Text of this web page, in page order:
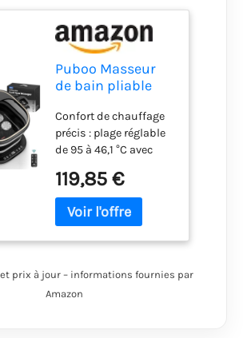
Puboo Masseur
de bain pliable
avec chaleur,
contrôle précis de
la température de
35 à 46,1 °C,
rouleaux de
massage
motorisés,
baignoire
bain de pieds,
Confort de chauffage
précis : plage réglable
de 95 à 46,1 °C avec
garantit que chaque
trempage est parfait.
Le système de
prévient les points
119,85 €
prix à jour – informations fournies par
Amazon